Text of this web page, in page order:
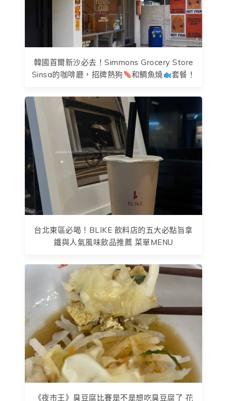
韓國首爾新沙必去！Simmons Grocery Store
Sinsa的咖啡廳，招牌熱狗
和鯛魚燒 套餐！
台北東區必喝！BLIKE 飲料店的五大必點旨拿
鐵與人氣風味飲品推薦 菜單MENU
《夜市王》臭豆腐比賽是不是想吃臭豆腐了 花